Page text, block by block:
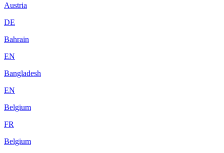
Austria
DE
Bahrain
EN
Bangladesh
EN
Belgium
FR
Belgium